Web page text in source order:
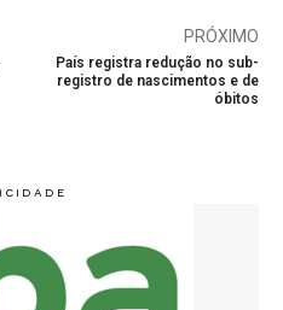
PRÓXIMO
País registra redução no sub-
registro de nascimentos e de
óbitos